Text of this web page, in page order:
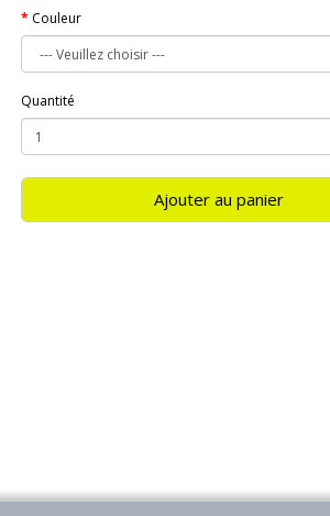
Couleur
Quantité
Ajouter au panier